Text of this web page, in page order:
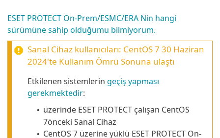
ESET PROTECT On-Prem/ESMC/ERA Nin hangi
sürümüne sahip olduğumu bilmiyorum.
Sanal Cihaz kullanıcıları: CentOS 7 30 Haziran
2024'te Kullanım Ömrü Sonuna ulaştı
Etkilenen sistemlerin geçiş yapması
gerekmektedir:
• üzerinde ESET PROTECT çalışan CentOS
7önceki Sanal Cihaz
• CentOS 7 üzerine yüklü ESET PROTECT On-